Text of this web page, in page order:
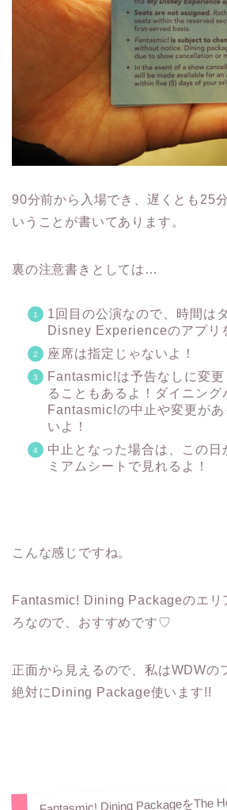
90分前から入場でき、遅くとも25
いうことが書いてあります。
裏の注意書きとしては…
1回目の公演なので、時間は
Disney Experienceのアプリ
座席は指定じゃないよ！
Fantasmic!は予告なしに変
ることもあるよ！ダイニング
Fantasmic!の中止や変更が
いよ！
中止となった場合は、この日
ミアムシートで見れるよ！
こんな感じですね。
Fantasmic! Dining Packageのエリ
ろなので、おすすめです♡
正面から見えるので、私はWDWの
絶対にDining Package使います!!
Fantasmic! Dining PackageをThe